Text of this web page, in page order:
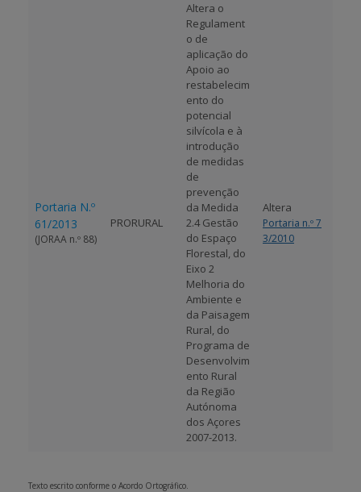
Portaria N.º
61/2013
(JORAA n.º 88)
PRORURAL
Altera o
Regulament
o de
aplicação do
Apoio ao
restabelecim
ento do
potencial
silvícola e à
introdução
de medidas
de
prevenção
da Medida
2.4Gestão
do Espaço
Florestal, do
Eixo 2
Melhoria do
Ambiente e
da Paisagem
Rural, do
Programa de
Desenvolvim
ento Rural
da Região
Autónoma
dos Açores
2007-2013.
Altera
Portaria n.º 7
3/2010
Texto escrito conforme o Acordo Ortográfico.